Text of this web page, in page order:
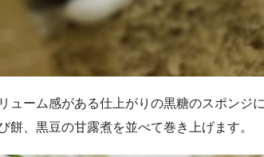
ューム感がある仕上がりの黒糖のスポンジ
餅、黒豆の甘露煮を並べて巻き上げます。